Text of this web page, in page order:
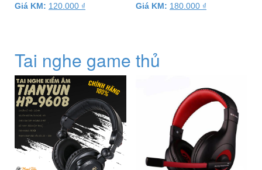
Giá KM: 120.000 ₫
Giá KM: 180.000 ₫
Tai nghe game thủ